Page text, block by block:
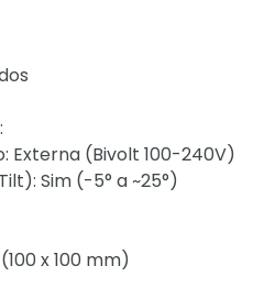
Externa (Bivolt 100-240V)
Sim (-5° a ~25°)
x 100 mm)